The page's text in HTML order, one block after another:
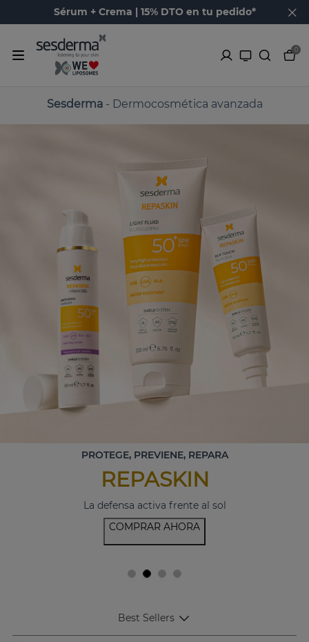
Sérum + Crema | 15% DTO en tu pedido*
0
Sesderma- Dermocosmética avanzada
PROTEGE, PREVIENE, REPARA
REPASKIN
La defensa activa frente al sol
COMPRAR AHORA
Best Sellers